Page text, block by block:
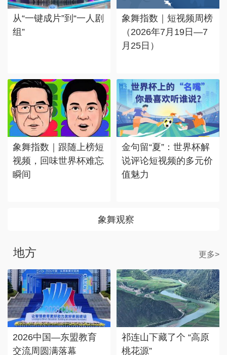
从“一键成片”到“一人剧
组”
象舞指数｜短视频周榜
（2026年7月19日—7
月25日）
象舞指数｜跟随上榜短
视频，回味世界杯难忘
瞬间
金句留“夏”：世界杯解
说评论短视频的多元价
值魅力
象舞观察
地方 更多>
2026中国—东盟教育
交流周圆满落幕
祁连山下藏了个 “高原
桃花源”